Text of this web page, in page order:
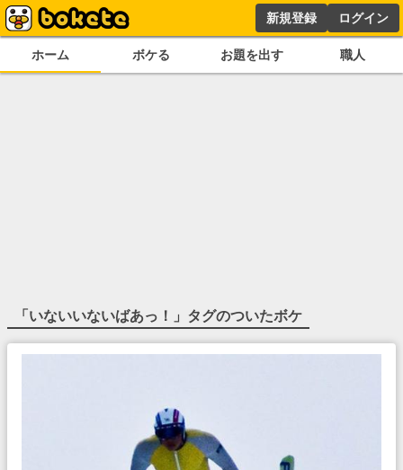
新規登録 ログイン
ホーム ボケる お題を出す 職人
「いないいないばあっ！ 」タグのついたボケ